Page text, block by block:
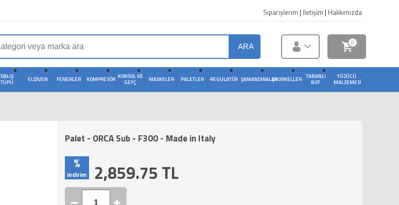
Siparişlerim | İletişim | Hakkımızda
ARA 0
DALIŞ
TÜPÜ
ELDIVEN FENERLER KOMPRESÖR KONSOL VE
GEYÇ
MASKELER PALETLER REGULATÖR ŞAMANDIRALARŞNORKELLER TABANLI
BOT
YÜZÜCÜ
MALZEMESI
Palet - ORCA Sub - F300 - Made in Italy
%
indirim 2,859.75 TL